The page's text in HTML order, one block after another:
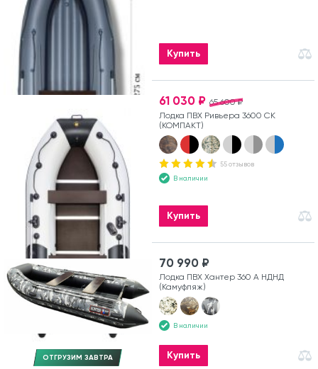
Купить
65 600 ₽
61 030 ₽
Лодка ПВХ Ривьера 3600 СК
(КОМПАКТ)
55 отзывов
В наличии
Купить
ОТГРУЗИМ ЗАВТРА
70 990 ₽
Лодка ПВХ Хантер 360 А НДНД
(Камуфляж)
В наличии
Купить